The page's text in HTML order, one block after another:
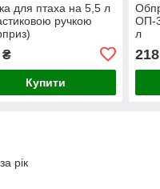
для птаха на 5,5 л
ручкою
Купити
ОП-
л
218
рік